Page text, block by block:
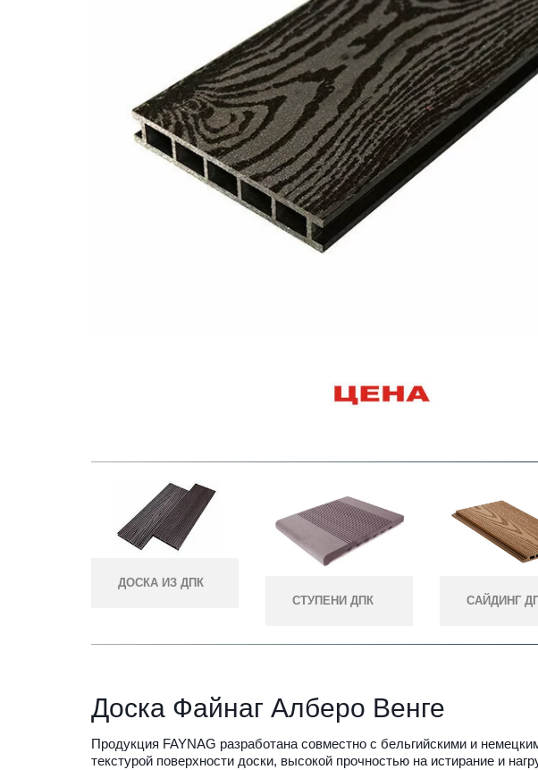
ДОСКА ИЗ ДПК
СТУПЕНИ ДПК
САЙДИНГ
Доска Файнаг Алберо Венге
Продукция FAYNAG разработана совместно с бельгийскими и
текстурой поверхности доски, высокой прочностью на истирание и